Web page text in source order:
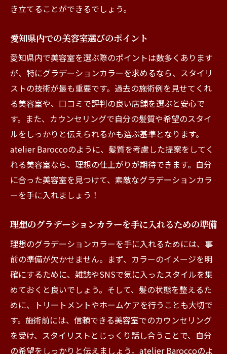
き立てることができるでしょう。
愛知県内での美容室選びのポイント
愛知県内で美容室を選ぶ際のポイントは数多くあります
が、特にグラデーションカラーを求めるなら、スタイリ
ストの技術が最も重要です。過去の施術例を見せてくれ
る美容室や、口コミで評判の良い店舗を選ぶと安心で
す。また、カウンセリングで自分の髪質や希望のスタイ
ルをしっかりと伝えられるかも選ぶ基準となります。
atelier Baroccoのように、髪質を考慮した提案をしてく
れる美容室なら、理想の仕上がりが期待できます。自分
に合った美容室を見つけて、素敵なグラデーションカラ
ーを手に入れましょう！
理想のグラデーションカラーを手に入れるための準備
理想のグラデーションカラーを手に入れるためには、事
前の準備が欠かせません。まず、カラーのイメージを明
確にするために、雑誌やSNSで気に入ったスタイルを集
めておくと良いでしょう。そして、髪の状態を整えるた
めに、トリートメントやホームケアを行うことも大切で
す。施術前には、信頼できる美容室でのカウンセリング
を受け、スタイリストとじっくり話し合うことで、自分
の希望をしっかりと伝えましょう。atelier Baroccoのよ